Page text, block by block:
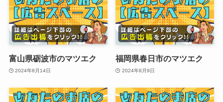
富山県砺波市のマツエク
2024年8月14日
福岡県春日市のマツエク
2024年8月9日